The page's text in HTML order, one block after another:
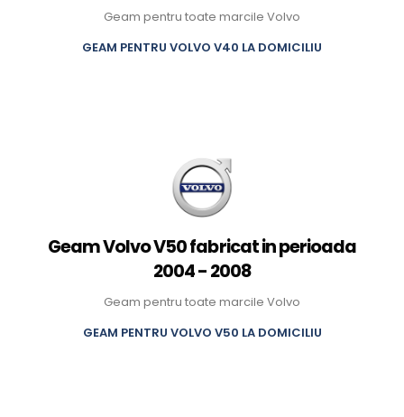
Geam pentru toate marcile Volvo
GEAM PENTRU VOLVO V40 LA DOMICILIU
Geam Volvo V50 fabricat in perioada
2004 - 2008
Geam pentru toate marcile Volvo
GEAM PENTRU VOLVO V50 LA DOMICILIU